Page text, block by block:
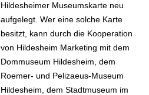
Hildesheimer Museumskarte neu
aufgelegt. Wer eine solche Karte
besitzt, kann durch die Kooperation
von Hildesheim Marketing mit dem
Dommuseum Hildesheim, dem
Roemer- und Pelizaeus-Museum
Hildesheim, dem Stadtmuseum im